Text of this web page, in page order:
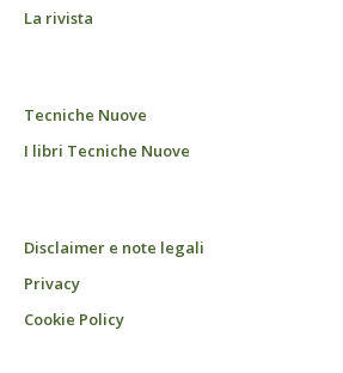
La rivista
Tecniche Nuove
I libri Tecniche Nuove
Disclaimer e note legali
Privacy
Cookie Policy